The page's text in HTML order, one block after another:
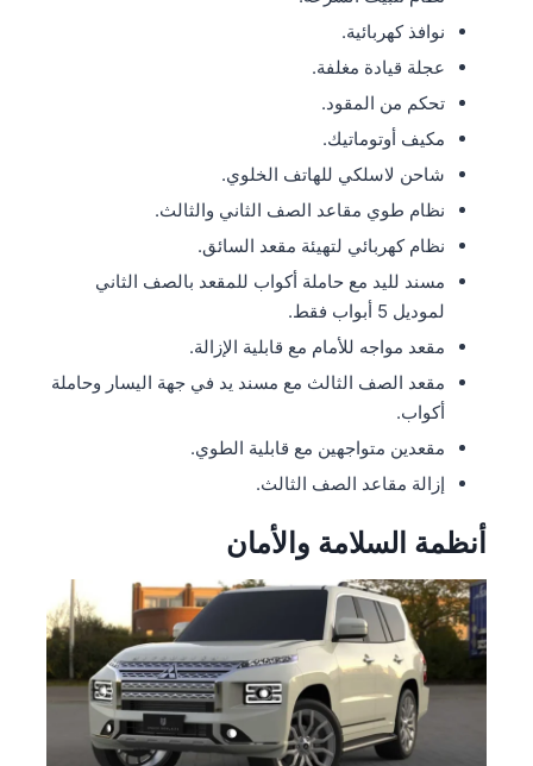
نوافذ كهربائية.
عجلة قيادة مغلفة.
تحكم من المقود.
مكيف أوتوماتيك.
شاحن لاسلكي للهاتف الخلوي.
نظام طوي مقاعد الصف الثاني والثالث.
نظام كهربائي لتهيئة مقعد السائق.
مسند لليد مع حاملة أكواب للمقعد بالصف الثاني
لموديل 5 أبواب فقط.
مقعد مواجه للأمام مع قابلية الإزالة.
مقعد الصف الثالث مع مسند يد في جهة اليسار وحاملة
أكواب.
مقعدين متواجهين مع قابلية الطوي.
إزالة مقاعد الصف الثالث.
أنظمة السلامة والأمان